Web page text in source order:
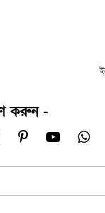
করুন -
PinterestYouTube